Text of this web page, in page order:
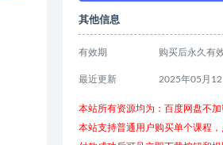
其他信息
有效期 购买后永久有
最近更新 2025年05月12
本站所有资源均为：百度网盘不加
本站支持普通用户购买单个课程